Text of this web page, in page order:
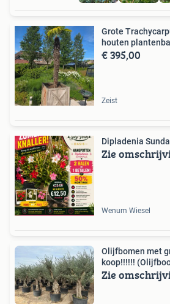
Grote
houten
€ 395,00
Zeist
Dipladenia
Zie
Wenum Wiesel
Olijfbomen met
koop!!!!!!
Zie